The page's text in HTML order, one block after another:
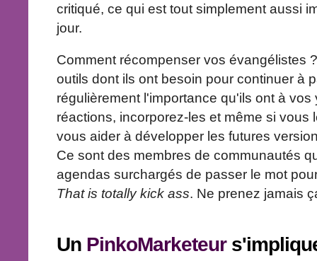
critiqué, ce qui est tout simplement aussi
jour.
Comment récompenser vos évangélistes
outils dont ils ont besoin pour continuer à
régulièrement l'importance qu'ils ont à
réactions, incorporez-les et même si vous
vous aider à développer les futures
Ce sont des membres de communautés
agendas surchargés de passer le mot
That is totally kick ass. Ne prenez jamais
Un PinkoMarketeur